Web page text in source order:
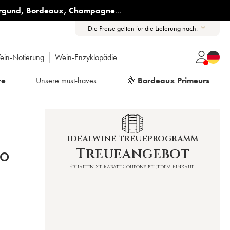
, Bordeaux, Champagne...
Die Preise gelten für die Lieferung nach:
Notierung Wein-Enzyklopädie
Unsere must-haves 🍇 Bordeaux Primeurs
IDEALWINE-TREUEPROGRAMM
Treueangebot
Erhalten Sie Rabatt-Coupons bei jedem Einkauf!